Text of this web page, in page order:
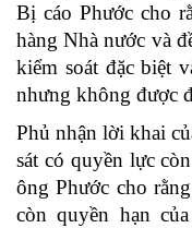
Bị cáo Phước cho
hàng Nhà nước và
kiểm soát đặc biệt
nhưng không được
Phủ nhận lời khai
sát có quyền lực
ông Phước cho
còn quyền hạn